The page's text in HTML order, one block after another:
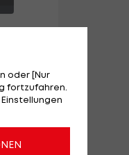
oder [Nur
fortzufahren.